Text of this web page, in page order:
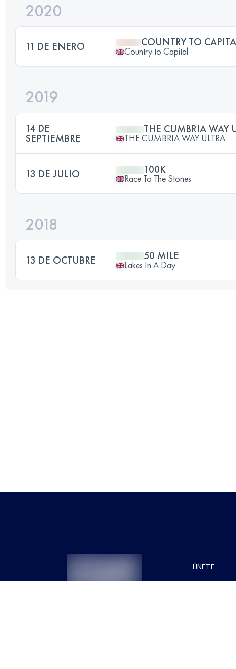
2020
11 DE ENERO COUNTRY TO
Country to Capital
2019
14 DE
SEPTIEMBRE
THE CUMBRIA WAY
THE CUMBRIA WAY ULTRA
13 DE JULIO 100K
Race To The Stones
2018
13 DE OCTUBRE 50 MILE
Lakes In A Day
ÚNETE